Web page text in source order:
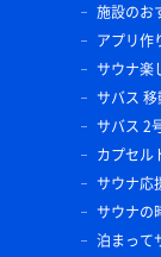
施設のお
アプリ作
サウナ楽
サバス
サバス 2
カプセル
サウナ応
サウナの
泊まって